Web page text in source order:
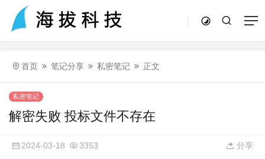
首页 笔记分享 私密笔记 正文
私密笔记
解密失败 投标文件不存在
2024-03-18 3353 分享